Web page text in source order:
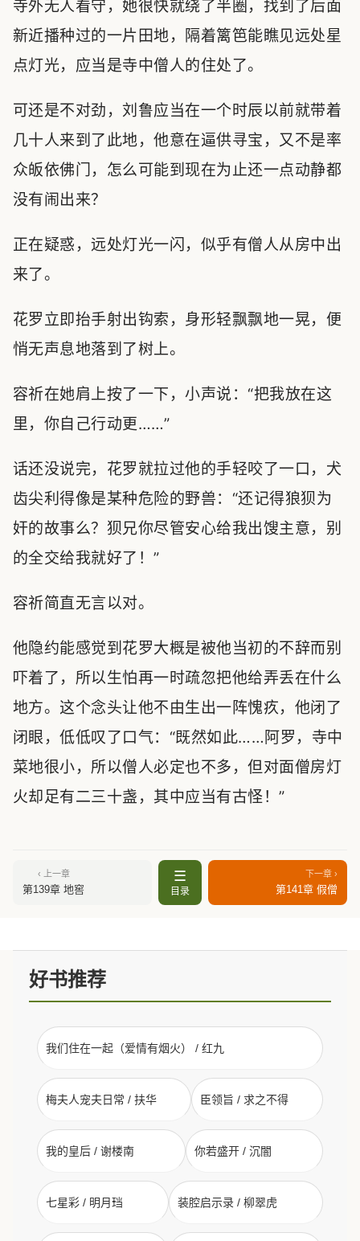
寺外无人看守，她很快就绕了半圈，找到了后面
新近播种过的一片田地，隔着篱笆能瞧见远处星
点灯光，应当是寺中僧人的住处了。
可还是不对劲，刘鲁应当在一个时辰以前就带着
几十人来到了此地，他意在逼供寻宝，又不是率
众皈依佛门，怎么可能到现在为止还一点动静都
没有闹出来？
正在疑惑，远处灯光一闪，似乎有僧人从房中出
来了。
花罗立即抬手射出钩索，身形轻飘飘地一晃，便
悄无声息地落到了树上。
容祈在她肩上按了一下，小声说：“把我放在这
里，你自己行动更……”
话还没说完，花罗就拉过他的手轻咬了一口，犬
齿尖利得像是某种危险的野兽：“还记得狼狈为
奸的故事么？狈兄你尽管安心给我出馊主意，别
的全交给我就好了！”
容祈简直无言以对。
他隐约能感觉到花罗大概是被他当初的不辞而别
吓着了，所以生怕再一时疏忽把他给弄丢在什么
地方。这个念头让他不由生出一阵愧疚，他闭了
闭眼，低低叹了口气：“既然如此……阿罗，寺中
菜地很小，所以僧人必定也不多，但对面僧房灯
火却足有二三十盏，其中应当有古怪！”
‹ 上一章
第139章 地窖
☰
目录
下一章 ›
第141章 假僧
好书推荐
我们住在一起（爱情有烟火） / 红九
梅夫人宠夫日常 / 扶华 臣领旨 / 求之不得
我的皇后 / 谢楼南 你若盛开 / 沉闇
七星彩 / 明月珰 装腔启示录 / 柳翠虎